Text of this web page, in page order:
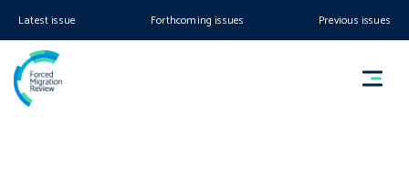
Latest issue Forthcoming issues Previous issues